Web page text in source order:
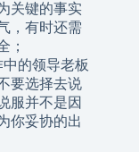
关键的事实
，有时还需
；
中的领导老板
要选择去说
服并不是因
你妥协的出